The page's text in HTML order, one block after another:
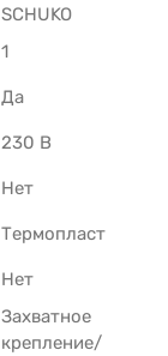
SCHUKO
1
Да
230 В
Нет
Термопласт
Нет
Захватное
крепление/